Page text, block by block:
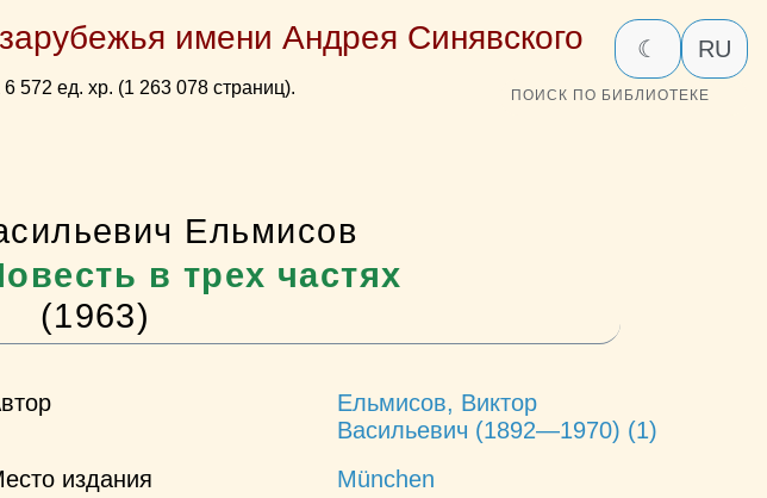
имени Андрея Синявского
572 ед. хр. (1 263 078 страниц).
☾ RU
ПОИСК ПО БИБЛИОТЕКЕ
Ельмисов
в трех частях
(1963)
Ельмисов, Виктор
Васильевич (1892—1970) (1)
издания
München